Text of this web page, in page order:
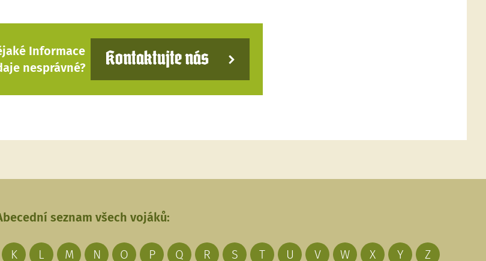
Informace
nesprávné?
Kontaktujte nás
seznam všech vojáků:
K L M N O P Q R S T U V W X Y Z